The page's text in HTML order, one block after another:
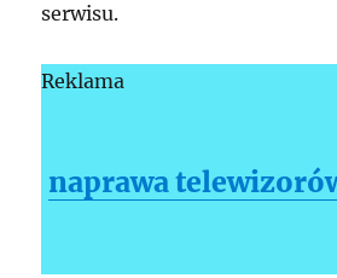
serwisu.
Reklama
naprawa